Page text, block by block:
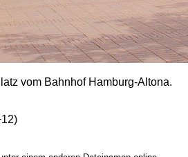
vom Bahnhof Hamburg-Altona.